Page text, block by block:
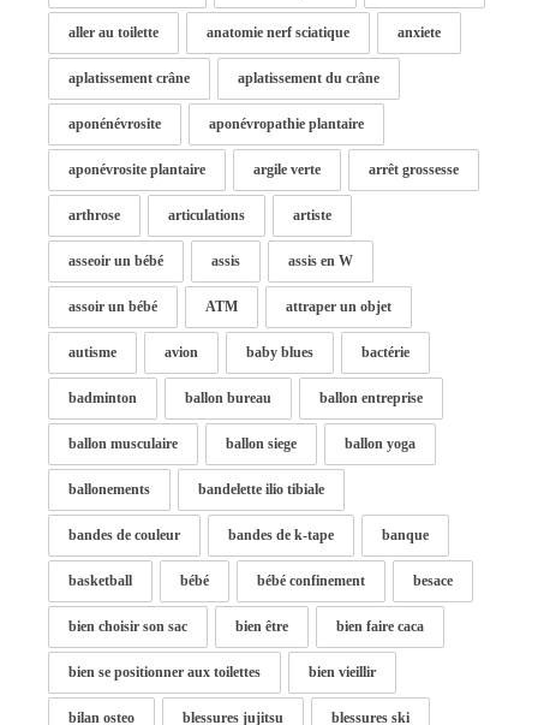
aller au toilette anatomie nerf sciatique anxiete
aplatissement crâne aplatissement du crâne
aponénévrosite aponévropathie plantaire
aponévrosite plantaire argile verte arrêt grossesse
arthrose articulations artiste
asseoir un bébé assis assis en W
assoir un bébé ATM attraper un objet
autisme avion baby blues bactérie
badminton ballon bureau ballon entreprise
ballon musculaire ballon siege ballon yoga
ballonements bandelette ilio tibiale
bandes de couleur bandes de k-tape banque
basketball bébé bébé confinement besace
bien choisir son sac bien être bien faire caca
bien se positionner aux toilettes bien vieillir
bilan osteo blessures jujitsu blessures ski